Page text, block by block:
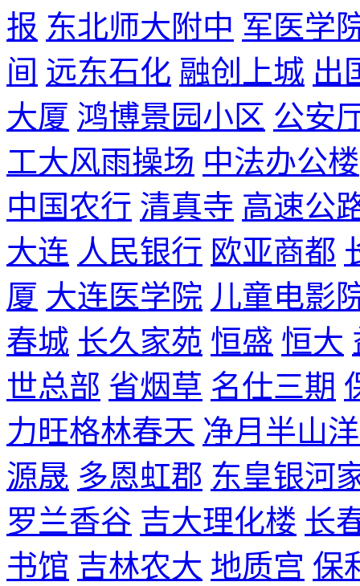
报 东北师大附中 军医学
间 远东石化 融创上城 出
大厦 鸿博景园小区 公安
工大风雨操场 中法办公楼
中国农行 清真寺 高速公
大连 人民银行 欧亚商都
厦 大连医学院 儿童电影
春城 长久家苑 恒盛 恒大
世总部 省烟草 名仕三期
力旺格林春天 净月半山
源晟 多恩虹郡 东皇银河
罗兰香谷 吉大理化楼 长
书馆 吉林农大 地质宫 保